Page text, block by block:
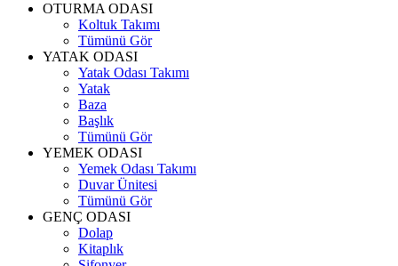
OTURMA ODASI
Koltuk Takımı
Tümünü Gör
YATAK ODASI
Yatak Odası Takımı
Yatak
Baza
Başlık
Tümünü Gör
YEMEK ODASI
Yemek Odası Takımı
Duvar Ünitesi
Tümünü Gör
GENÇ ODASI
Dolap
Kitaplık